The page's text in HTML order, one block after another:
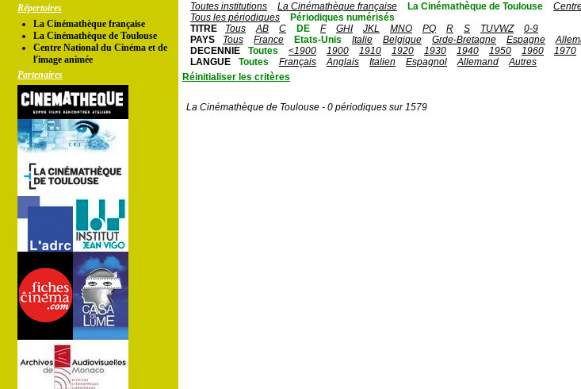
Répertoires
La Cinémathèque française
La Cinémathèque de Toulouse
Centre National du Cinéma et de
l'image animée
Partenaires
Toutes institutions
La Cinémathèque française La Cinémathèque de Toulouse
Tous les périodiques
Périodiques numérisés
TITRE
Tous AB C DE F GHI JKL MNO PQ R S TUVWZ
0-9
PAYS
Tous France Etats-Unis Italie Belgique Grde-Bretagne Espagne
DECENNIE
Toutes <1900 1900 1910 1920 1930 1940 1950 1960 1970
LANGUE
Toutes Français Anglais Italien Espagnol Allemand
Autres
Réinitialiser les critères
La Cinémathèque de Toulouse - 0 périodiques sur 1579